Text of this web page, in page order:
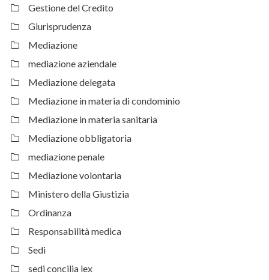
Gestione del Credito
Giurisprudenza
Mediazione
mediazione aziendale
Mediazione delegata
Mediazione in materia di condominio
Mediazione in materia sanitaria
Mediazione obbligatoria
mediazione penale
Mediazione volontaria
Ministero della Giustizia
Ordinanza
Responsabilità medica
Sedi
sedi concilia lex